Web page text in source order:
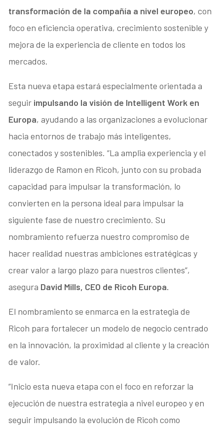
transformación de la compañía a nivel europeo, con
foco en eficiencia operativa, crecimiento sostenible y
mejora de la experiencia de cliente en todos los
mercados.
Esta nueva etapa estará especialmente orientada a
seguir impulsando la visión de Intelligent Work en
Europa, ayudando a las organizaciones a evolucionar
hacia entornos de trabajo más inteligentes,
conectados y sostenibles. “La amplia experiencia y el
liderazgo de Ramon en Ricoh, junto con su probada
capacidad para impulsar la transformación, lo
convierten en la persona ideal para impulsar la
siguiente fase de nuestro crecimiento. Su
nombramiento refuerza nuestro compromiso de
hacer realidad nuestras ambiciones estratégicas y
crear valor a largo plazo para nuestros clientes”,
asegura David Mills, CEO de Ricoh Europa.
El nombramiento se enmarca en la estrategia de
Ricoh para fortalecer un modelo de negocio centrado
en la innovación, la proximidad al cliente y la creación
de valor.
“Inicio esta nueva etapa con el foco en reforzar la
ejecución de nuestra estrategia a nivel europeo y en
seguir impulsando la evolución de Ricoh como